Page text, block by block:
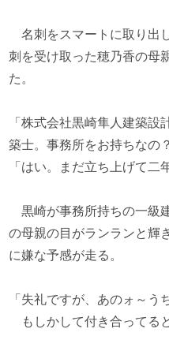
名刺をスマートに取り出
刺を受け取った穂乃香の母
た。
「株式会社黒崎隼人建築
築士。事務所をお持ちなの
「はい。まだ立ち上げて二
黒崎が事務所持ちの一級
の母親の目がランランと輝
に嫌な予感が走る。
「失礼ですが、あのォ～
もしかして付き合ってる